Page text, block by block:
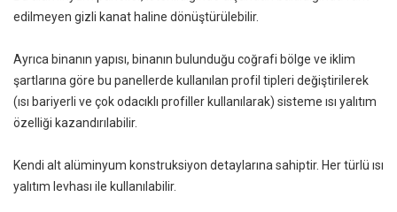
edilmeyen gizli kanat haline dönüştürülebilir.
Ayrıca binanın yapısı, binanın bulunduğu coğrafi bölge ve iklim
şartlarına göre bu panellerde kullanılan profil tipleri değiştirilerek
(ısı bariyerli ve çok odacıklı profiller kullanılarak) sisteme ısı yalıtım
özelliği kazandırılabilir.
Kendi alt alüminyum konstruksiyon detaylarına sahiptir. Her türlü ısı
yalıtım levhası ile kullanılabilir.